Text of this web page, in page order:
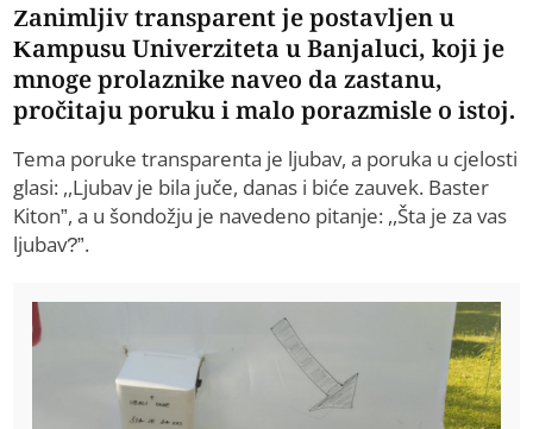
Zanimljiv transparent je postavljen u
Kampusu Univerziteta u Banjaluci, koji je
mnoge prolaznike naveo da zastanu,
pročitaju poruku i malo porazmisle o istoj.
Tema poruke transparenta je ljubav, a poruka u cjelosti
glasi: ,,Ljubav je bila juče, danas i biće zauvek. Baster
Kiton”, a u šondožju je navedeno pitanje: ,,Šta je za vas
ljubav?”.